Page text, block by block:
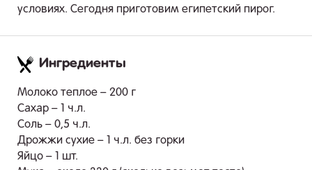
условиях. Сегодня приготовим египетский пирог.
Ингредиенты
Молоко теплое – 200 г
Сахар – 1 ч.л.
Соль – 0,5 ч.л.
Дрожжи сухие – 1 ч.л. без горки
Яйцо – 1 шт.